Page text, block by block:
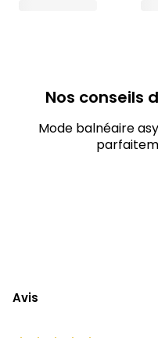
Nos conseils
Mode balnéaire
Avis